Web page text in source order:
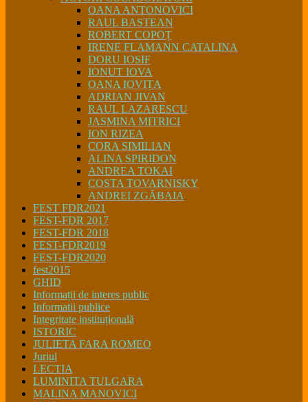
OANA ANTONOVICI
RAUL BASTEAN
ROBERT COPOȚ
IRENE FLAMANN CATALINA
DORU IOSIF
IONUT IOVA
OANA IOVIȚA
ADRIAN JIVAN
RAUL LAZARESCU
JASMINA MITRICI
ION RIZEA
CORA SIMILIAN
ALINA SPIRIDON
ANDREA TOKAI
COSTA TOVARNISKY
ANDREI ZGĂBAIA
FEST FDR2021
FEST-FDR 2017
FEST-FDR 2018
FEST-FDR2019
FEST-FDR2020
fest2015
GHID
Informații de interes public
Informatii publice
Integritate instituțională
ISTORIC
JULIETA FARA ROMEO
Juriul
LECTIA
LUMINITA TULGARA
MALINA MANOVICI